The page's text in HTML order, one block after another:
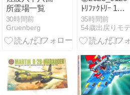
所霊場一覧
30時間前
Gruenberg
ﾄﾘﾌｧｸﾄﾘｰ 1／1
ﾄﾞｲﾂ iiiiv号戦
車 40cm履帯
(中期型) おま
柄塗装
35時間前